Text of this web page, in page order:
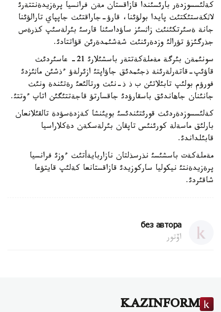
كةلئسسوزدةر بارئسئندا قازاقستان مةن فرانسيا پرةزيدةنتتةرئ
لاثكةستئكتئث پايدا بولؤئنا، قارؤ-جاراقتئث جاپپاي تارالؤئنا
جانة ةسئرتكئنئث زاثسئز ساؤداسئنا قارسئ بئرلةسئپ كذرةس
جذرگئزؤ تؤرالئ وزدةرئنئث شةشئمدةرئن قؤاتتادئ.
سونئمةن بئرگة مةملةكةتتةر باسشئلارئ 21- عاسئردئث
قاؤئپ-قاتةرلةرئنة ذجئمدئق جاؤاپتئ ازئرلةؤ ءذشئن ماثئزدئ
فورؤم بولئپ تابئلاتئن ب ذ ذ-نئث ورتالئعئ رةتئندة ونئث
جانئنان جاهاندئق باسقارؤدئ جاقسارتؤ قاجةتتئگئن اتاپ ءوتتئ.
كةلئسسوزدةردئث قورئتئندئسئ بويئنشا كةزدةسؤدة تالقئلانعان
بارلئق ماسةلة كورئنئس تاپقان بئرلةسكةن دةكلاراسيا
قابئلداندئ.
مةملةكةت باسشئسئ نذرسذلتان نازاربايةأتئث ءوزئ فرانسيا
پرةزيدةنتئ نيكوليا ساركوزيدئ قازاقستانعا كةلئپ قايتؤعا
شاقئردئ.
без автора
اۆتور
KAZINFORM